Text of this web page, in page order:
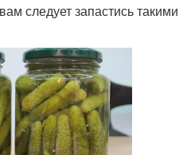
следует запастись такими